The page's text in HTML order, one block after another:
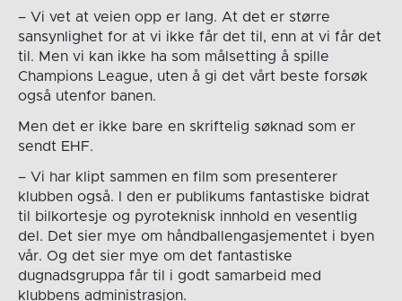
– Vi vet at veien opp er lang. At det er større
sansynlighet for at vi ikke får det til, enn at vi får det
til. Men vi kan ikke ha som målsetting å spille
Champions League, uten å gi det vårt beste forsøk
også utenfor banen.
Men det er ikke bare en skriftelig søknad som er
sendt EHF.
– Vi har klipt sammen en film som presenterer
klubben også. I den er publikums fantastiske bidrat
til bilkortesje og pyroteknisk innhold en vesentlig
del. Det sier mye om håndballengasjementet i byen
vår. Og det sier mye om det fantastiske
dugnadsgruppa får til i godt samarbeid med
klubbens administrasjon.